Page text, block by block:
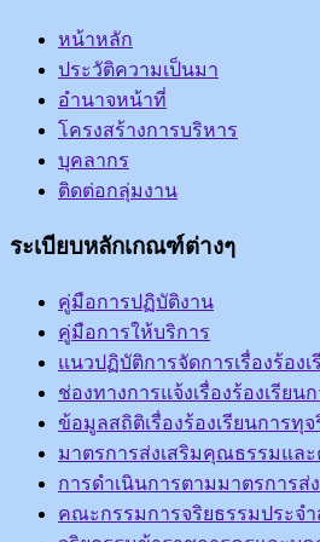
หน้าหลัก
ประวัติความเป็นมา
อำนาจหน้าที่
โครงสร้างการบริหาร
บุคลากร
ติดต่อกลุ่มงาน
ระเบียบหลักเกณฑ์ต่างๆ
คู่มือการปฏิบัติงาน
คู่มือการให้บริการ
แนวปฏิบัติการจัดการเรื่องร้อง
ช่องทางการแจ้งเรื่องร้องเรีย
ข้อมูลสถิติเรื่องร้องเรียนการทุ
มาตรการส่งเสริมคุณธรรมและ
การดำเนินการตามมาตรการ
คณะกรรมการจริยธรรมประจ